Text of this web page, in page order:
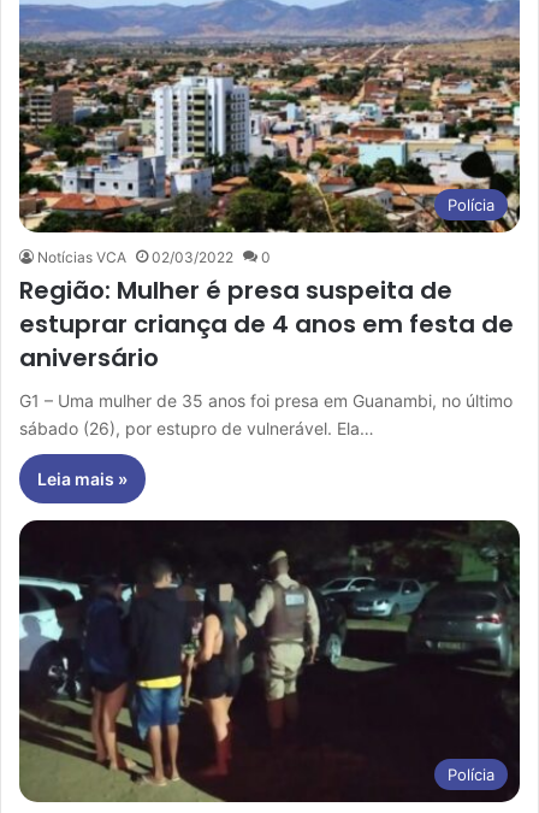
Polícia
Notícias VCA 02/03/2022 0
Região: Mulher é presa suspeita de
estuprar criança de 4 anos em festa de
aniversário
G1 – Uma mulher de 35 anos foi presa em Guanambi, no último
sábado (26), por estupro de vulnerável. Ela…
Leia mais »
Polícia